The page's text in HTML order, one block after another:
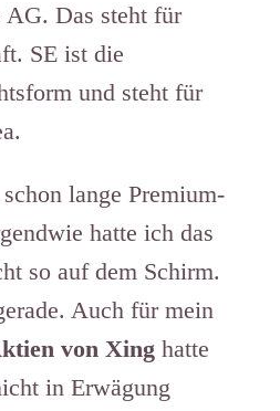
Das steht für
SE ist die
und steht für
lange Premium-
hatte ich das
so auf dem Schirm.
Auch für mein
von Xinghatte
in Erwägung